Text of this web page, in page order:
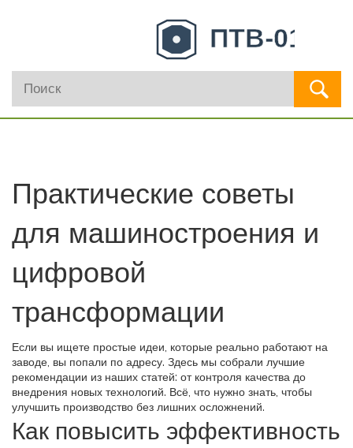
Практические советы
для машиностроения и
цифровой
трансформации
Если вы ищете простые идеи, которые реально работают на
заводе, вы попали по адресу. Здесь мы собрали лучшие
рекомендации из наших статей: от контроля качества до
внедрения новых технологий. Всё, что нужно знать, чтобы
улучшить производство без лишних осложнений.
Как повысить эффективность